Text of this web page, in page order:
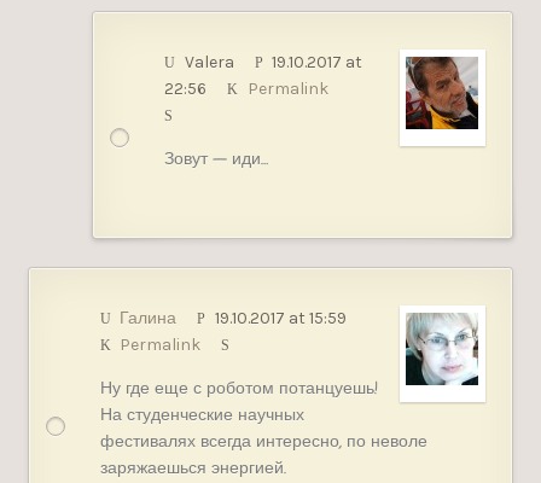
Valera
19.10.2017 at
22:56
Permalink
Зовут — иди…
Галина
19.10.2017 at 15:59
Permalink
Ну где еще с роботом потанцуешь!
На студенческие научных
фестивалях всегда интересно, по неволе
заряжаешься энергией.